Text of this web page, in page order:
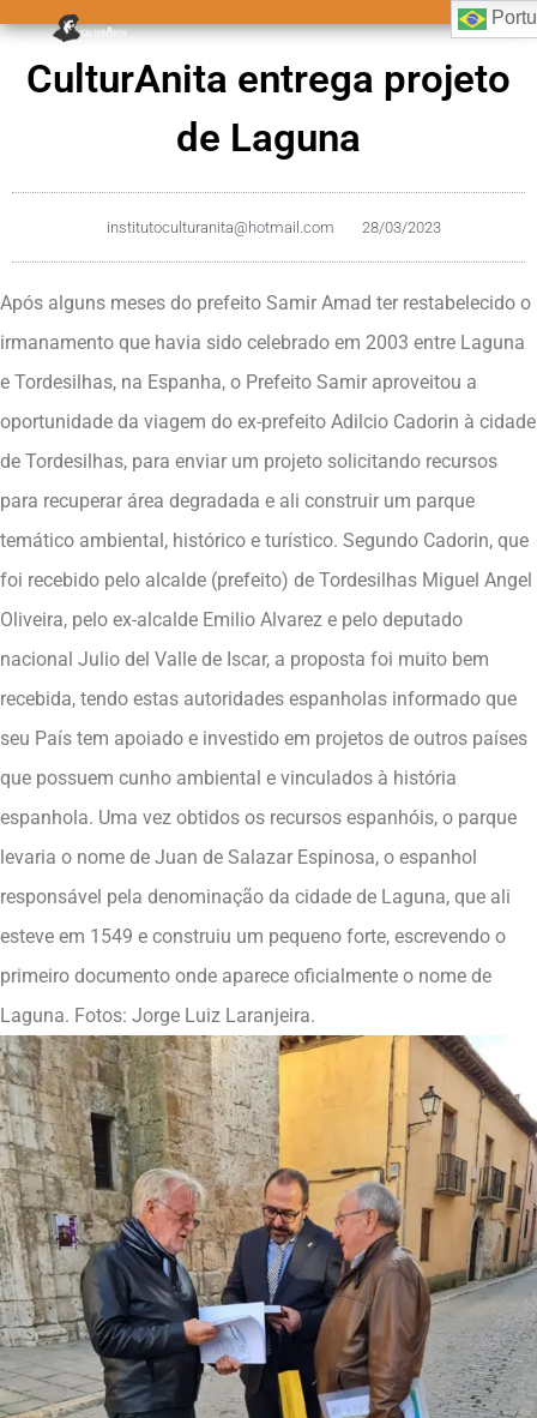
CulturAnita entrega projeto
de Laguna
institutoculturanita@hotmail.com 28/03/2023
Após alguns meses do prefeito Samir Amad ter restabelecido o
irmanamento que havia sido celebrado em 2003 entre Laguna
e Tordesilhas, na Espanha, o Prefeito Samir aproveitou a
oportunidade da viagem do ex-prefeito Adilcio Cadorin à cidade
de Tordesilhas, para enviar um projeto solicitando recursos
para recuperar área degradada e ali construir um parque
temático ambiental, histórico e turístico. Segundo Cadorin, que
foi recebido pelo alcalde (prefeito) de Tordesilhas Miguel Angel
Oliveira, pelo ex-alcalde Emilio Alvarez e pelo deputado
nacional Julio del Valle de Iscar, a proposta foi muito bem
recebida, tendo estas autoridades espanholas informado que
seu País tem apoiado e investido em projetos de outros países
que possuem cunho ambiental e vinculados à história
espanhola. Uma vez obtidos os recursos espanhóis, o parque
levaria o nome de Juan de Salazar Espinosa, o espanhol
responsável pela denominação da cidade de Laguna, que ali
esteve em 1549 e construiu um pequeno forte, escrevendo o
primeiro documento onde aparece oficialmente o nome de
Laguna. Fotos: Jorge Luiz Laranjeira.